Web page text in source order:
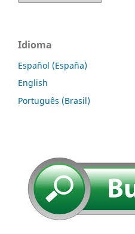
Idioma
Español (España)
English
Português (Brasil)